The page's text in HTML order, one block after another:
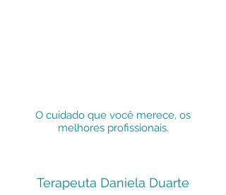
O cuidado que você merece, os
melhores profissionais.
Terapeuta Daniela Duarte